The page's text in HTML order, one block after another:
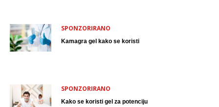
SPONZORIRANO
Kamagra gel kako se koristi
SPONZORIRANO
Kako se koristi gel za potenciju